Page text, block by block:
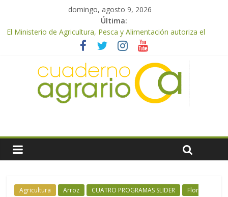
domingo, agosto 9, 2026
Última:
El Ministerio de Agricultura, Pesca y Alimentación autoriza el
pago de 85 millones adicionales de ayudas de la PAC de
remanentes disponibles
El Ministerio de Agricultura, Pesca y Alimentación otorga los
premios Alimentos de España a los mejores quesos 2026
UPA Granada advierte de una vendimia marcada por el
desplome de la demanda, que obligará a muchos viticultores a
seguridad y la transparencia del sector
ASAJA Almería: las primeras recolecciones de almendra
Agricultura Arroz CUATRO PROGRAMAS SLIDER
Flor